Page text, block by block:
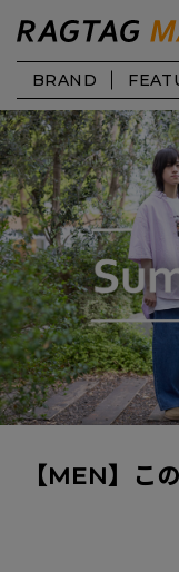
BRAND
【MEN】こ